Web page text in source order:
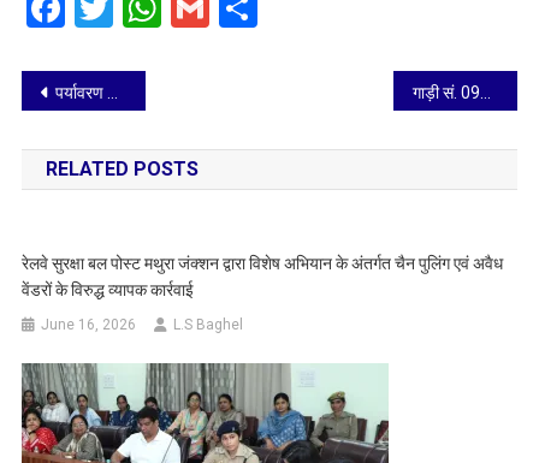
Post
navigation
पर्यावरण संरक्षण को स्टेडियम से निकाली मैराथन
RELATED POSTS
रेलवे सुरक्षा बल पोस्ट मथुरा जंक्शन द्वारा विशेष अभियान के अंतर्गत चैन पुलिंग एवं अवैध
वेंडरों के विरुद्ध व्यापक कार्रवाई
June 16, 2026 L.S Baghel